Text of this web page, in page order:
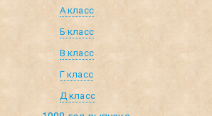
А класс
Б класс
В класс
Г класс
Д класс